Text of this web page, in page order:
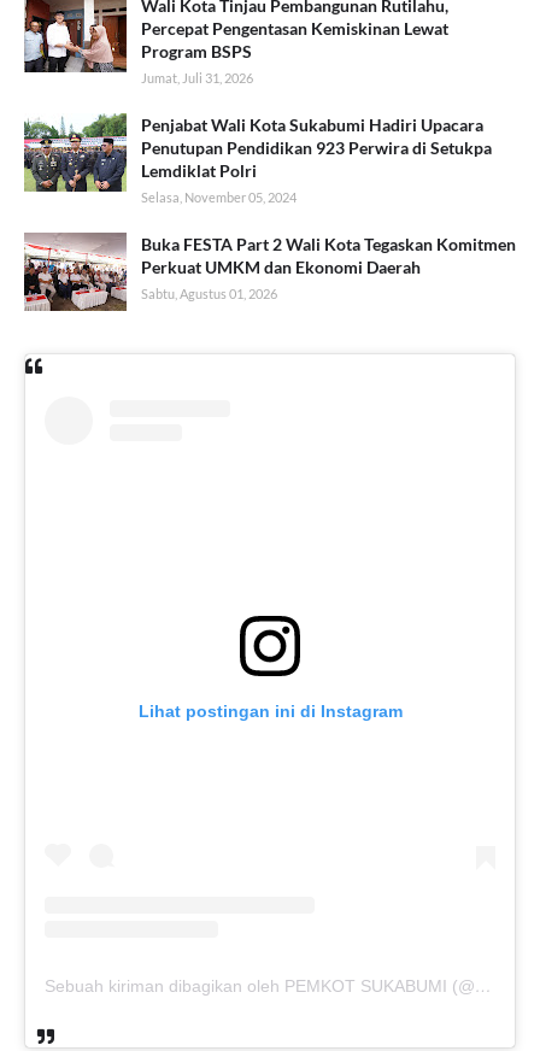
Wali Kota Tinjau Pembangunan Rutilahu,
Percepat Pengentasan Kemiskinan Lewat
Program BSPS
Jumat, Juli 31, 2026
Penjabat Wali Kota Sukabumi Hadiri Upacara
Penutupan Pendidikan 923 Perwira di Setukpa
Lemdiklat Polri
Selasa, November 05, 2024
Buka FESTA Part 2 Wali Kota Tegaskan Komitmen
Perkuat UMKM dan Ekonomi Daerah
Sabtu, Agustus 01, 2026
Lihat postingan ini di Instagram
Sebuah kiriman dibagikan oleh PEMKOT SUKABUMI (@pemkotsukabumi_)